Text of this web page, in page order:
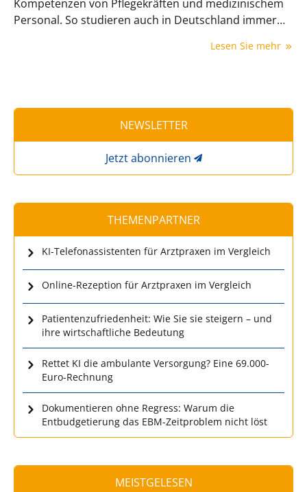
Kompetenzen von Pflegekräften und medizinischem
Personal. So studieren auch in Deutschland immer
Akademikerquote viele Vorteile für das deutsche
Lesen Sie mehr
NEWSLETTER
Jetzt abonnieren
THEMENPARTNER
KI-Telefonassistenten für Arztpraxen im Vergleich
Online-Rezeption für Arztpraxen im Vergleich
Patientenzufriedenheit: Wie Sie sie steigern – und
ihre wirtschaftliche Bedeutung
Rettet KI die ambulante Versorgung? Eine 69.000-
Euro-Rechnung
Dokumentieren ohne Regress: Warum die
Entbudgetierung das EBM-Zeitproblem nicht löst
MEISTGELESEN